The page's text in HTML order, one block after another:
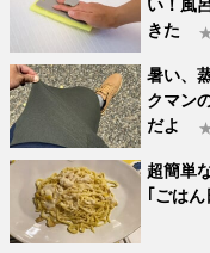
い！風
きた
暑い、
クマン
だよ
超簡単
｢ごはん